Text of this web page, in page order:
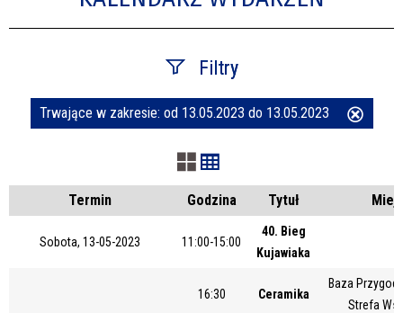
Filtry
Szukana fraza
Kategoria
—
Trwające w zakresie: od 13.05.2023 do 13.05.2023
Termin Godzina Tytuł
Sobota, 13-05-2023 11:00-15:00
40. Bieg
Kujawiaka
16:30 Ceramika
Baza
Strefa